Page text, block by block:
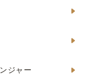
ジャー